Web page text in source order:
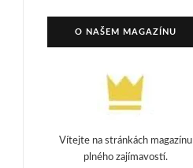
O NAŠEM MAGAZÍNU
Vítejte na stránkách magazínu
plného zajímavostí.